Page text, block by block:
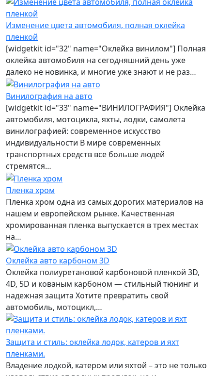
Изменение цвета автомобиля, полная оклейка
пленкой
[widgetkit id="32" name="Оклейка винилом"] Полная
оклейка автомобиля на сегодняшний день уже
далеко не новинка, и многие уже знают и не раз…
Винилография на авто
[widgetkit id="33" name="ВИНИЛОГРАФИЯ"] Оклейка
автомобиля, мотоцикла, яхты, лодки, самолета
винилографией: современное искусство
индивидуальности В мире современных
транспортных средств все больше людей
стремятся…
Пленка хром
Пленка хром одна из самых дорогих материалов на
нашем и европейском рынке. Качественная
хромированная пленка выпускается в трех местах
на…
Оклейка авто карбоном 3D
Оклейка полиуретановой карбоновой пленкой 3D,
4D, 5D и кованым карбоном — стильный тюнинг и
надежная защита Хотите превратить свой
автомобиль, мотоцикл,…
Защита и стиль: оклейка лодок, катеров и яхт
пленками.
Владение лодкой, катером или яхтой – это не только